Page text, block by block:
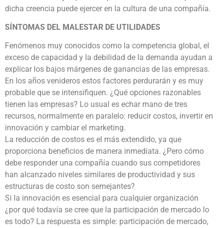
dicha creencia puede ejercer en la cultura de una compañía.
SÍNTOMAS DEL MALESTAR DE UTILIDADES
Fenómenos muy conocidos como la competencia global, el
exceso de capacidad y la debilidad de la demanda ayudan a
explicar los bajos márgenes de ganancias de las empresas.
En los años venideros estos factores perdurarán y es muy
probable que se intensifiquen. ¿Qué opciones razonables
tienen las empresas? Lo usual es echar mano de tres
recursos, normalmente en paralelo: reducir costos, invertir en
innovación y cambiar el marketing.
La reducción de costos es el más extendido, ya que
proporciona beneficios de manera inmediata. ¿Pero cómo
debe responder una compañía cuando sus competidores
han alcanzado niveles similares de productividad y sus
estructuras de costo son semejantes?
Si la innovación es esencial para cualquier organización
¿por qué todavía se cree que la participación de mercado lo
es todo? La respuesta es simple: participación de mercado,